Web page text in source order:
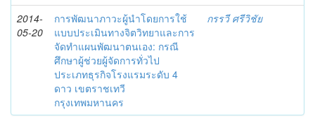
2014-
05-20
การพัฒนาภาวะผู้นำโดยการใช้
แบบประเมินทางจิตวิทยาและการ
จัดทำแผนพัฒนาตนเอง: กรณี
ศึกษาผู้ช่วยผู้จัดการทั่วไป
ประเภทธุรกิจโรงแรมระดับ 4
ดาว เขตราชเทวี
กรุงเทพมหานคร
กรรวี ศรีวิชัย